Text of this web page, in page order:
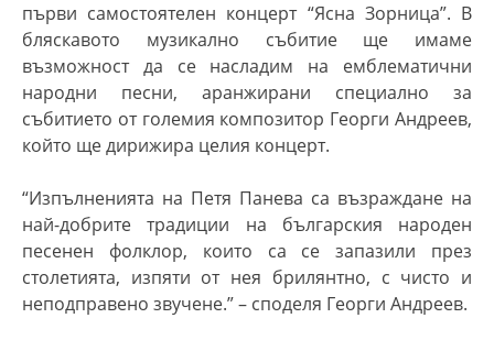
първи самостоятелен концерт “Ясна Зорница”. В
бляскавото музикално събитие ще имаме
възможност да се насладим на емблематични
народни песни, аранжирани специално за
събитието от големия композитор Георги Андреев,
който ще дирижира целия концерт.
“Изпълненията на Петя Панева са възраждане на
най-добрите традиции на българския народен
песенен фолклор, които са се запазили през
столетията, изпяти от нея брилянтно, с чисто и
неподправено звучене.”– споделя Георги Андреев.